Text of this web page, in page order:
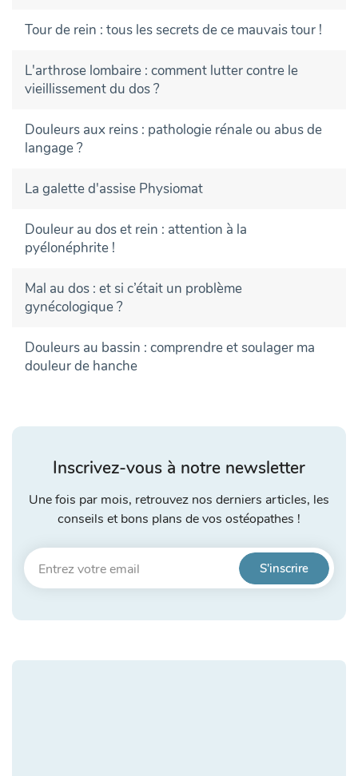
Tour de rein : tous les secrets de ce mauvais tour !
L'arthrose lombaire : comment lutter contre le
vieillissement du dos ?
Douleurs aux reins : pathologie rénale ou abus de
langage ?
La galette d'assise Physiomat
Douleur au dos et rein : attention à la
pyélonéphrite !
Mal au dos : et si c’était un problème
gynécologique ?
Douleurs au bassin : comprendre et soulager ma
douleur de hanche
Inscrivez-vous à notre newsletter
Une fois par mois, retrouvez nos derniers articles, les
conseils et bons plans de vos ostéopathes !